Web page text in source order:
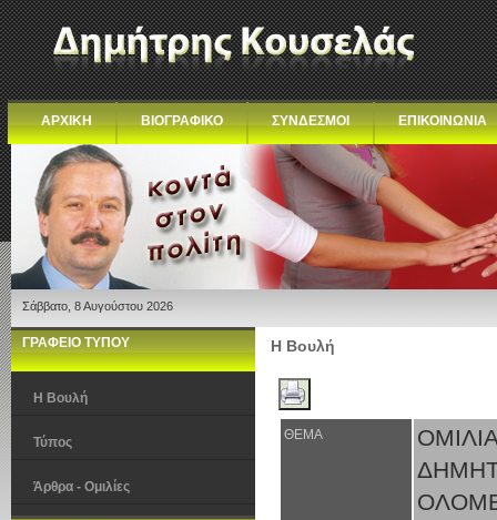
ΑΡΧΙΚΗ ΒΙΟΓΡΑΦΙΚΟ ΣΥΝΔΕΣΜΟΙ ΕΠΙΚΟΙΝΩΝΙΑ
Σάββατο, 8 Αυγούστου 2026
ΓΡΑΦΕΙΟ ΤΥΠΟΥ
Η Βουλή
Τύπος
Άρθρα - Ομιλίες
Η Βουλή
ΘΕΜΑ